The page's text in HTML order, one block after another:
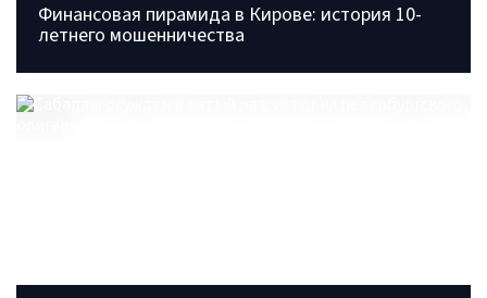
Финансовая пирамида в Кирове: история 10-
летнего мошенничества